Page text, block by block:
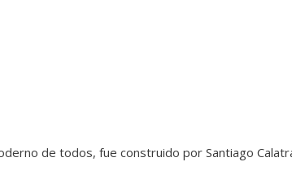
de todos, fue construido por Santiago